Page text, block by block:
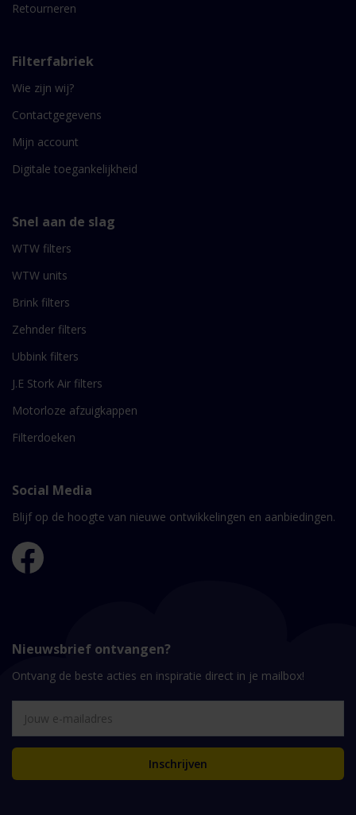
Retourneren
Filterfabriek
Wie zijn wij?
Contactgegevens
Mijn account
Digitale toegankelijkheid
Snel aan de slag
WTW filters
WTW units
Brink filters
Zehnder filters
Ubbink filters
J.E Stork Air filters
Motorloze afzuigkappen
Filterdoeken
Social Media
Blijf op de hoogte van nieuwe ontwikkelingen en aanbiedingen.
Nieuwsbrief ontvangen?
Ontvang de beste acties en inspiratie direct in je mailbox!
Inschrijven